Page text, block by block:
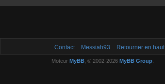
Contact Messiah93 Retourner en haut
Moteur MyBB, © 2002-2026 MyBB Group.